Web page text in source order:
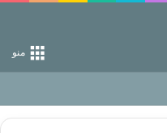
منو
از راه خداست‌!